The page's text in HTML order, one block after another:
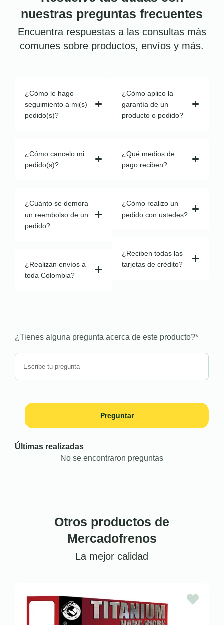
nuestras preguntas frecuentes
Encuentra respuestas a las consultas más
comunes sobre productos, envíos y más.
¿Cómo le hago
seguimiento a mi(s)
pedido(s)?
¿Cómo cancelo mi
pedido(s)?
¿Cuánto se demora
un reembolso de un
pedido?
¿Realizan envíos a
toda Colombia?
¿Cómo aplico la
garantía de un
producto o pedido?
¿Qué medios de
pago reciben?
¿Cómo realizo un
pedido con ustedes?
¿Reciben todas las
tarjetas de crédito?
¿Tienes alguna pregunta acerca de este producto?*
Preguntar
Últimas realizadas
No se encontraron preguntas
Otros productos de
Mercadofrenos
La mejor calidad